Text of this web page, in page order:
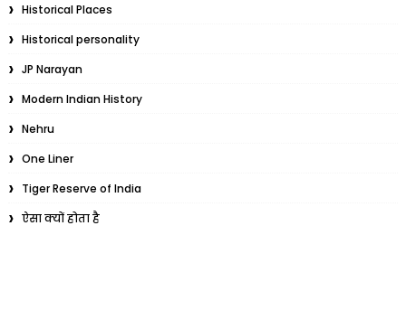
Historical Places
Historical personality
JP Narayan
Modern Indian History
Nehru
One Liner
Tiger Reserve of India
ऐसा क्यों होता है